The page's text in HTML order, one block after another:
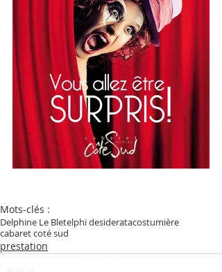
Mots-clés :
Delphine Le Bletelphi desideratacostumière
cabaret coté sud
prestation